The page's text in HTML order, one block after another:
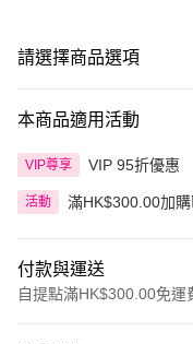
請選擇商品選項
本商品適用活動
VIP尊享 VIP 95折優惠
活動 滿HK$300.00加購
付款與運送
自提點滿HK$300.00免運